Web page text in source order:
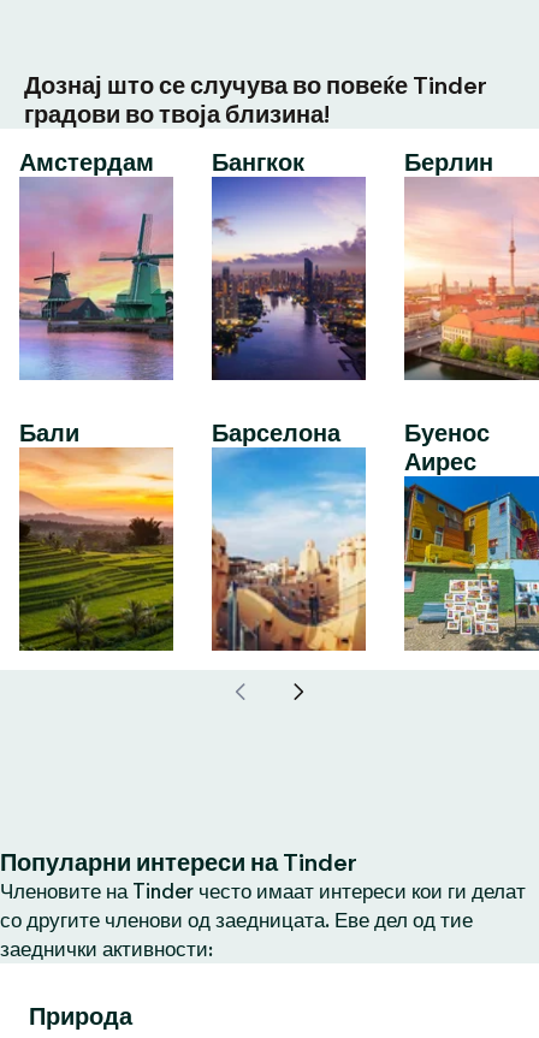
Дознај што се случува во повеќе Tinder
градови во твоја близина!
Амстердам
Бали
Бангкок
Барселона
Берлин
Буенос
Аирес
Популарни интереси на Tinder
Членовите на Tinder често имаат интереси кои ги делат
со другите членови од заедницата. Еве дел од тие
заеднички активности:
Природа